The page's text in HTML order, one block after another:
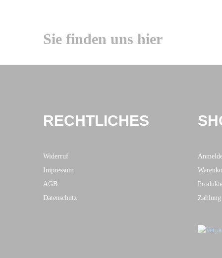
Sie finden uns hier
RECHTLICHES
Widerruf
Impressum
AGB
Datenschutz
Zahlung